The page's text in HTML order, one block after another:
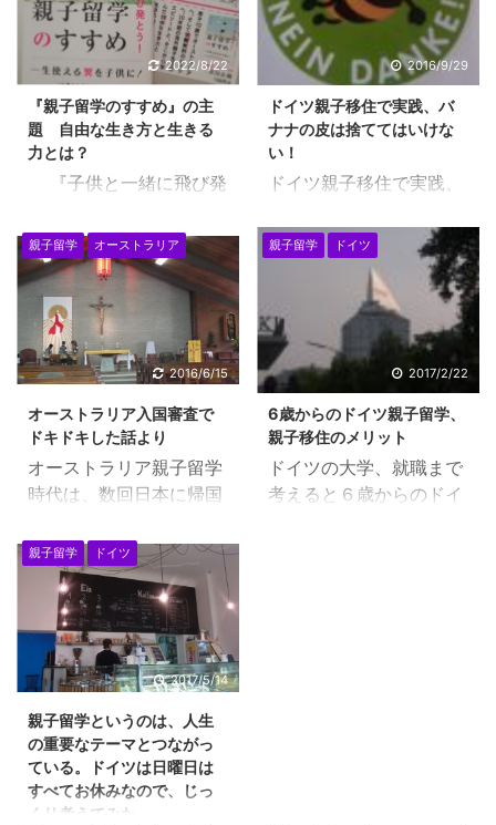
2022/8/22
『親子留学のすすめ』の主
題 自由な生き方と生きる
力とは？
『子供と一緒に飛び発
め』 という本を刊行し
ましたが、 上記のPOP
は、出版社が作成しまし
た。 最後に自由な生き方
と生きる力とは？ と書
いてあります。 出版社
ら、大事な点を絞りだす
のが、さすがすぎて・・
びっくりしてしまいまし
た！ 自由な生き方と生
は、我が家の１０年間の
親子留学のことを書いて
いますので、親子留学の
すすめというタイトルで
すが、 他にもサブタイト
ルで、 ・子供と一緒に飛
び発とう！ ...
2016/9/29
ドイツ親子移住で実践、バ
ナナの皮は捨ててはいけな
い！
ドイツ親子移住で実践、
ん！ ドイツ親子移住で生
活していてよくわかるの
ですが、西洋人は、よく
バナナを食べますね。電
車でも、歩きながらで
も、どこでも食べていま
す。 バナナとリンゴが空
腹の時に食べるもの・・
のようですね。日本の方
は、なんとなく、お菓子
や加工品に走りがちでは
親子留学 オーストラリア
2016/6/15
オーストラリア入国審査で
ドキドキした話より
オーストラリア親子留学
時代は、数回日本に帰国
するたびに、日本にしか
ないものを豪州に持って
行きました。 オーストラ
リアには、味噌は売って
いるのですが、どうして
も、本物の生味噌を持ち
って行きました。 オース
トラリア入国審査では、
加工品は持ち込みＯＫに
なっています。 しかし、
親子留学 ドイツ
2017/2/22
6歳からのドイツ親子留学、
親子移住のメリット
ドイツの大学、就職まで
考えると６歳からのドイ
親子留学 ドイツ
2017/5/14
親子留学というのは、人生
の重要なテーマとつながっ
ている。ドイツは日曜日は
すべてお休みなので、じっ
くり考えてみた。